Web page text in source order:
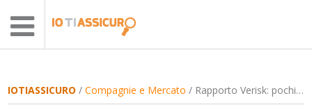
IOTIASSICURO /Compagnie e Mercato / Rapporto Verisk: pochi alluvionati riceveranno il risarcimento